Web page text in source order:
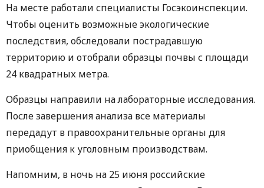
На месте работали специалисты Госэкоинспекции.
Чтобы оценить возможные экологические
последствия, обследовали пострадавшую
территорию и отобрали образцы почвы с площади
24 квадратных метра.
Образцы направили на лабораторные исследования.
После завершения анализа все материалы
передадут в правоохранительные органы для
приобщения к уголовным производствам.
Напомним, в ночь на 25 июня российские